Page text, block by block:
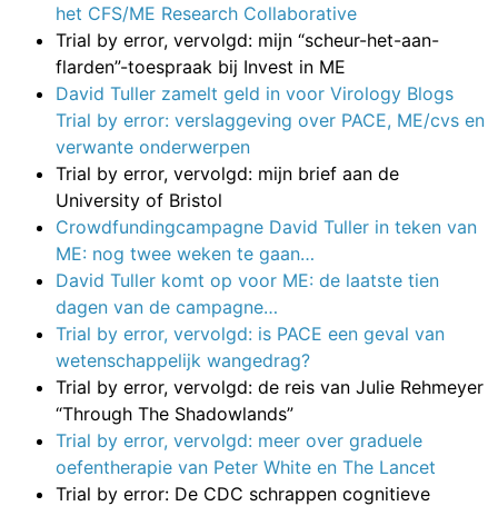
het CFS/ME Research Collaborative
Trial by error, vervolgd: mijn “scheur-het-aan-
flarden”-toespraak bij Invest in ME
David Tuller zamelt geld in voor Virology Blogs
Trial by error: verslaggeving over PACE, ME/cvs en
verwante onderwerpen
Trial by error, vervolgd: mijn brief aan de
University of Bristol
Crowdfundingcampagne David Tuller in teken van
ME: nog twee weken te gaan…
David Tuller komt op voor ME: de laatste tien
dagen van de campagne…
Trial by error, vervolgd: is PACE een geval van
wetenschappelijk wangedrag?
Trial by error, vervolgd: de reis van Julie Rehmeyer
“Through The Shadowlands”
Trial by error, vervolgd: meer over graduele
oefentherapie van Peter White en The Lancet
Trial by error: De CDC schrappen cognitieve